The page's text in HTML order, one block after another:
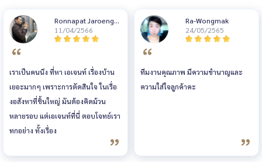
Immigration Office Chaloem Phra
Kiat 80th Anniversary
Government Center 120 Moo 3,
Thung Song Hong, Lak Si District,
Bangkok 10210 For provinces,
send to any immigration
checkpoint in the area where the
foreigner is residing. Method 3:
Submit via the Internet Register
Ronnapat Jaroengb
oon
11/04/2566
เราเป็นคนนึง ที่หา เอเจนท์ เรื่องบ้าน
เยอะมากๆ เพราะการตัดสินใจ ในเรื่อ
งอสังหาที่ชิ้นใหญ่ มันต้องคิดม้วน
หลายรอบ แต่เอเจนท์ที่นี่ ตอบโจทย์เรา
ทุกอย่าง ทั้งเรื่อง
Property,Finance,Contract,Facilitie
Ra-Wongmak
24/05/2565
ทีมงานคุณภาพ มีความชำนาญและ
ความใส่ใจลูกค้าคะ